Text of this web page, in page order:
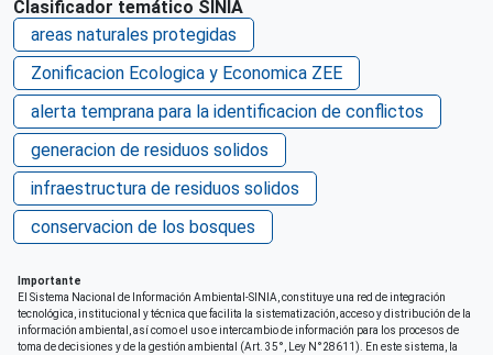
Clasificador temático SINIA
areas naturales protegidas
Zonificacion Ecologica y Economica ZEE
alerta temprana para la identificacion de conflictos
generacion de residuos solidos
infraestructura de residuos solidos
conservacion de los bosques
Importante
El Sistema Nacional de Información Ambiental-SINIA, constituye una red de integración
tecnológica, institucional y técnica que facilita la sistematización, acceso y distribución de la
información ambiental, así como el uso e intercambio de información para los procesos de
toma de decisiones y de la gestión ambiental (Art. 35°, Ley N°28611). En este sistema, la